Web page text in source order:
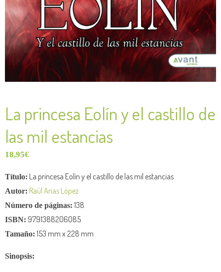
La princesa Eolín y el castillo de
las mil estancias
18,95€
Título: La princesa Eolín y el castillo de las mil estancias
Autor: Raúl Arias López
Número de páginas: 138
ISBN: 9791388206085
Tamaño: 153 mm x 228 mm
Sinopsis: